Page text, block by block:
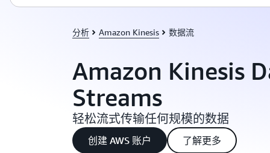
分析 Amazon Kinesis 数据流
Amazon Kinesis
Streams
轻松流式传输任何规模的数据
创建 AWS 账户 了解更多